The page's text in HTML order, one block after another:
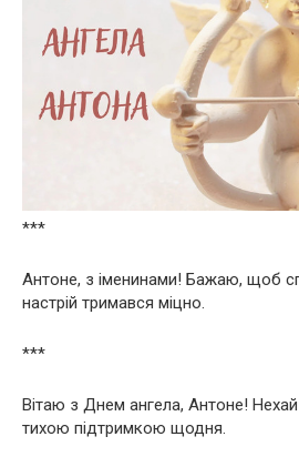
***
Антоне, з іменинами! Бажаю, щоб
настрій тримався міцно.
***
Вітаю з Днем ангела, Антоне!
тихою підтримкою щодня.